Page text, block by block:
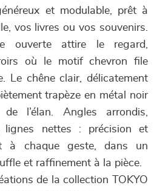
et modulable, prêt à
vos livres ou vos souvenirs.
ouverte attire le regard,
où le motif chevron file
Le chêne clair, délicatement
trapèze en métal noir
l’élan. Angles arrondis,
lignes nettes : précision et
à chaque geste, dans un
et raffinement à la pièce.
de la collection TOKYO